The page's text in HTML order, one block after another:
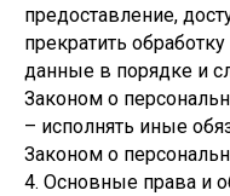
предоставление,
прекратить
данные в порядке и
Законом о
– исполнять иные
Законом о
4. Основные права и